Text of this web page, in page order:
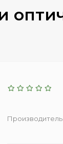
Производитель